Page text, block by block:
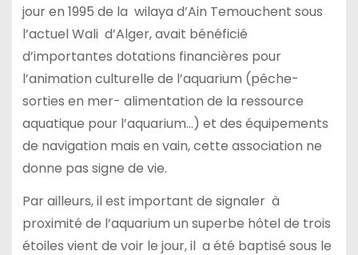
jour en 1995 de la wilaya d’Ain Temouchent sous
l’actuel Wali d’Alger, avait bénéficié
d’importantes dotations financières pour
l’animation culturelle de l’aquarium (pêche-
sorties en mer- alimentation de la ressource
aquatique pour l’aquarium…) et des équipements
de navigation mais en vain, cette association ne
donne pas signe de vie.
Par ailleurs, il est important de signaler à
proximité de l’aquarium un superbe hôtel de trois
étoiles vient de voir le jour, il a été baptisé sous le